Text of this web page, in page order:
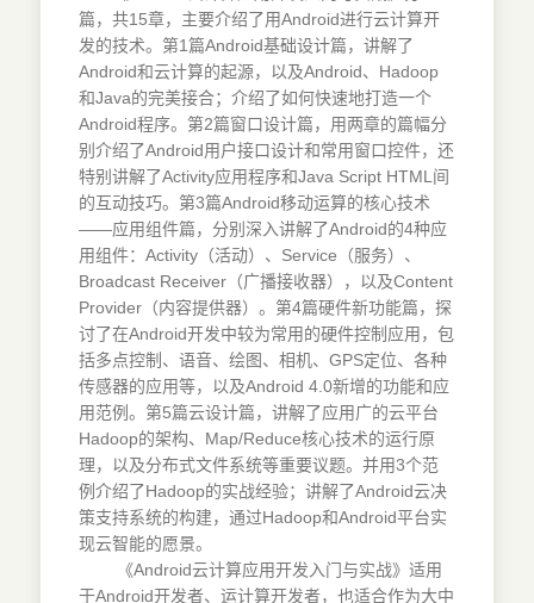
篇，共15章，主要介绍了用Android进行云计算开
发的技术。第1篇Android基础设计篇，讲解了
Android和云计算的起源，以及Android、Hadoop
和Java的完美接合；介绍了如何快速地打造一个
Android程序。第2篇窗口设计篇，用两章的篇幅分
别介绍了Android用户接口设计和常用窗口控件，还
特别讲解了Activity应用程序和Java Script HTML间
的互动技巧。第3篇Android移动运算的核心技术
——应用组件篇，分别深入讲解了Android的4种应
用组件：Activity（活动）、Service（服务）、
Broadcast Receiver（广播接收器），以及Content
Provider（内容提供器）。第4篇硬件新功能篇，探
讨了在Android开发中较为常用的硬件控制应用，包
括多点控制、语音、绘图、相机、GPS定位、各种
传感器的应用等，以及Android 4.0新增的功能和应
用范例。第5篇云设计篇，讲解了应用广的云平台
Hadoop的架构、Map/Reduce核心技术的运行原
理，以及分布式文件系统等重要议题。并用3个范
例介绍了Hadoop的实战经验；讲解了Android云决
策支持系统的构建，通过Hadoop和Android平台实
现云智能的愿景。
《Android云计算应用开发入门与实战》适用
于Android开发者、运计算开发者，也适合作为大中